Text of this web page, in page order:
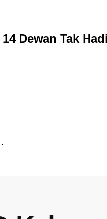
Dewan Tak